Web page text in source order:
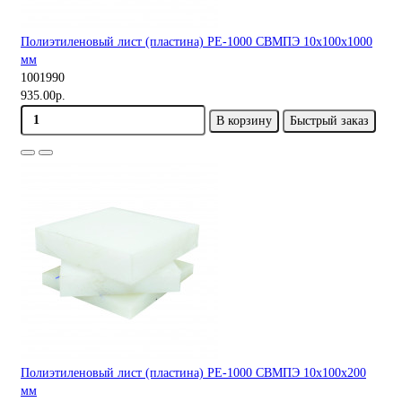
Полиэтиленовый лист (пластина) PE-1000 СВМПЭ 10х100х1000
мм
1001990
935.00р.
В корзину
Быстрый заказ
Полиэтиленовый лист (пластина) PE-1000 СВМПЭ 10х100х200
мм